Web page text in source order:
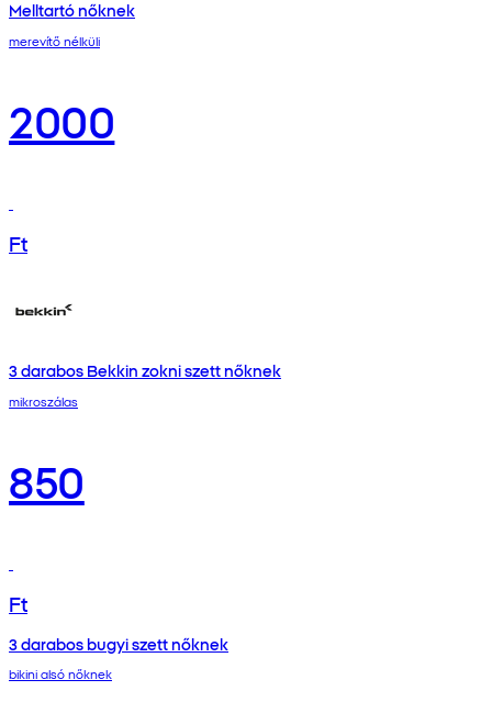
Melltartó nőknek
merevítő nélküli
2000
Ft
3 darabos Bekkin zokni szett nőknek
mikroszálas
850
Ft
3 darabos bugyi szett nőknek
bikini alsó nőknek